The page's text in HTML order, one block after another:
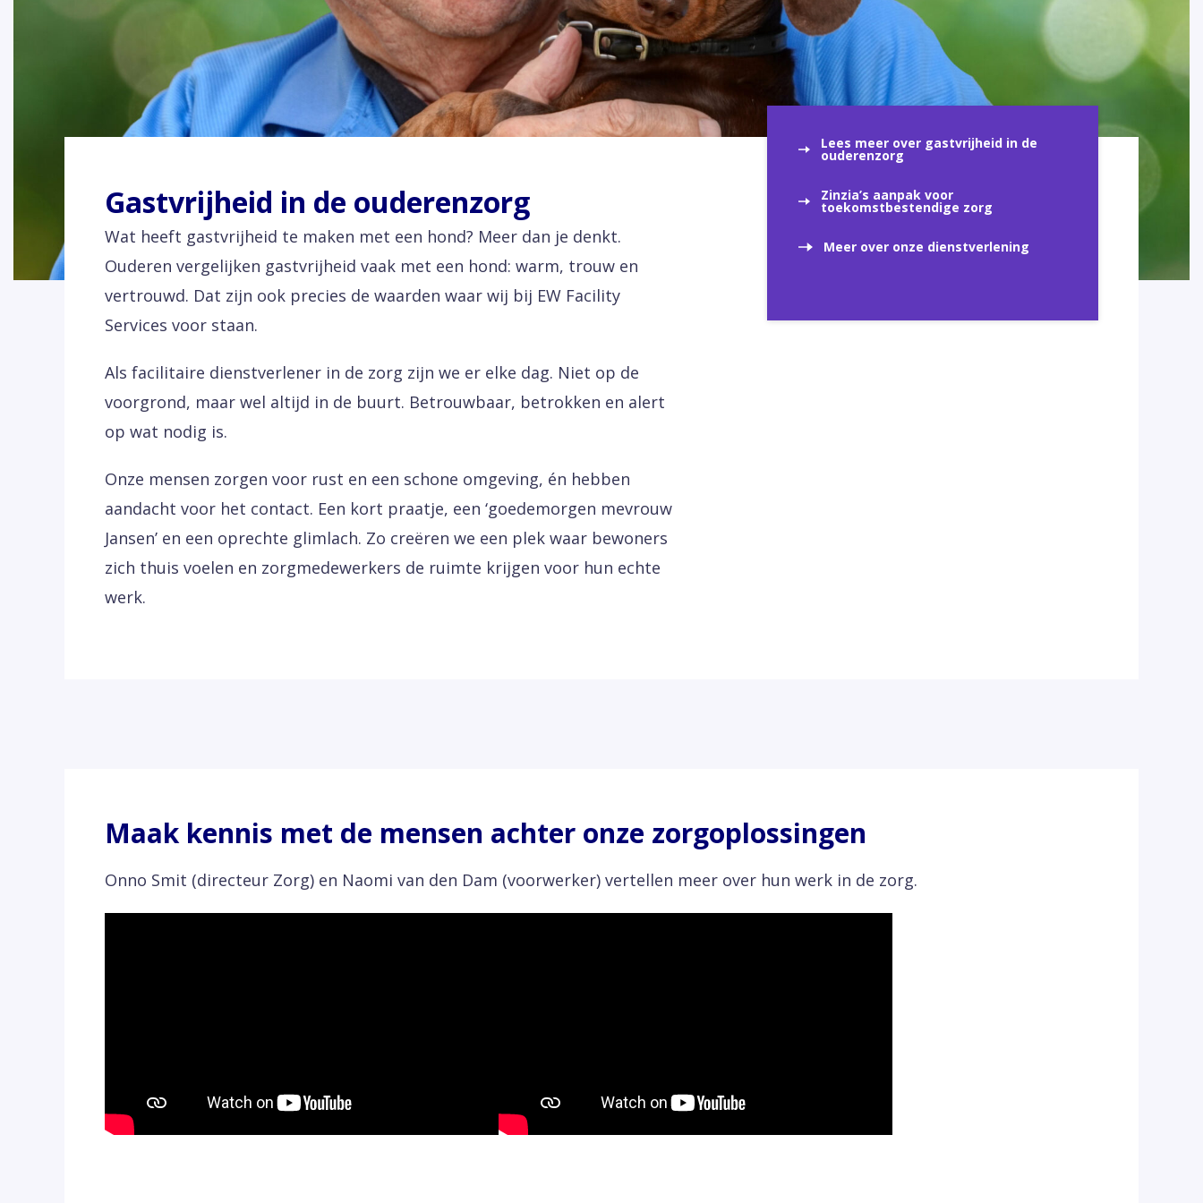
Gastvrijheid in de ouderenzorg
Wat heeft gastvrijheid te maken met een hond? Meer dan je denkt.
Ouderen vergelijken gastvrijheid vaak met een hond: warm, trouw en
vertrouwd. Dat zijn ook precies de waarden waar wij bij EW Facility
Services voor staan.
Als facilitaire dienstverlener in de zorg zijn we er elke dag. Niet op de
voorgrond, maar wel altijd in de buurt. Betrouwbaar, betrokken en alert
op wat nodig is.
Onze mensen zorgen voor rust en een schone omgeving, én hebben
aandacht voor het contact. Een kort praatje, een ‘goedemorgen mevrouw
Jansen’ en een oprechte glimlach. Zo creëren we een plek waar bewoners
zich thuis voelen en zorgmedewerkers de ruimte krijgen voor hun echte
werk.
Lees meer over gastvrijheid in de
ouderenzorg
Zinzia’s aanpak voor
toekomstbestendige zorg
Meer over onze dienstverlening
Maak kennis met de mensen achter onze zorgoplossingen
Onno Smit (directeur Zorg) en Naomi van den Dam (voorwerker) vertellen meer over hun werk in de zorg.